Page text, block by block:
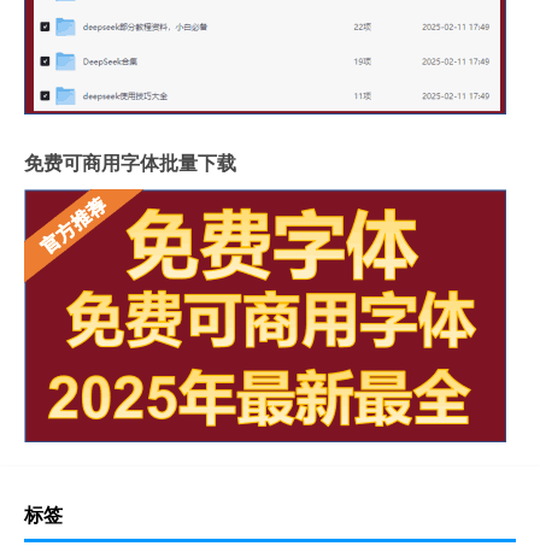
免费可商用字体批量下载
标签